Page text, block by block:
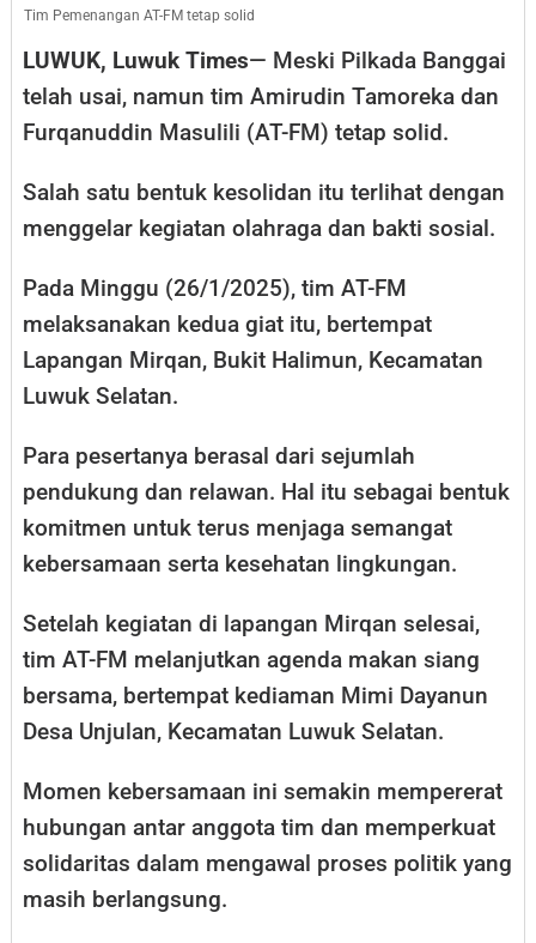
Pemerintahan
Banggai
Dua
Periode
Tim Pemenangan AT-FM tetap solid
LUWUK, Luwuk Times— Meski Pilkada Banggai
telah usai, namun tim Amirudin Tamoreka dan
Furqanuddin Masulili (AT-FM) tetap solid.
Salah satu bentuk kesolidan itu terlihat dengan
menggelar kegiatan olahraga dan bakti sosial.
Pada Minggu (26/1/2025), tim AT-FM
melaksanakan kedua giat itu, bertempat
Lapangan Mirqan, Bukit Halimun, Kecamatan
Luwuk Selatan.
Para pesertanya berasal dari sejumlah
pendukung dan relawan. Hal itu sebagai bentuk
komitmen untuk terus menjaga semangat
kebersamaan serta kesehatan lingkungan.
Setelah kegiatan di lapangan Mirqan selesai,
tim AT-FM melanjutkan agenda makan siang
bersama, bertempat kediaman Mimi Dayanun
Desa Unjulan, Kecamatan Luwuk Selatan.
Momen kebersamaan ini semakin mempererat
hubungan antar anggota tim dan memperkuat
solidaritas dalam mengawal proses politik yang
masih berlangsung.